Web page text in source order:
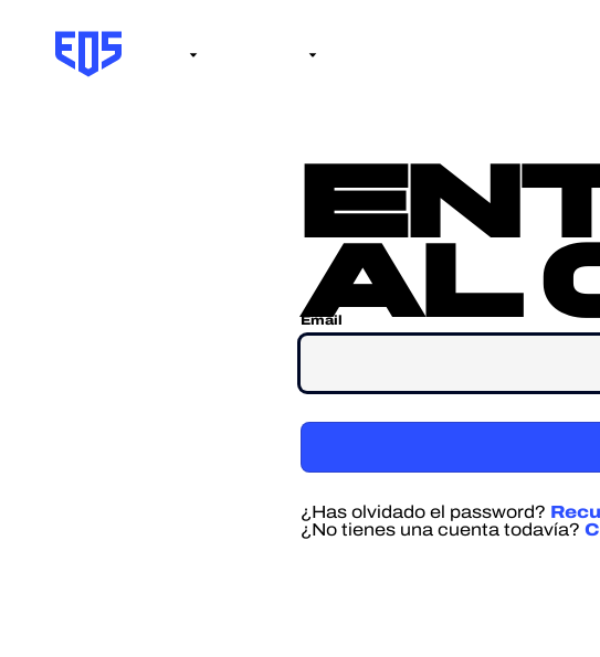
al
Email
¿Has olvidado el password?
¿No tienes una cuenta todavía?